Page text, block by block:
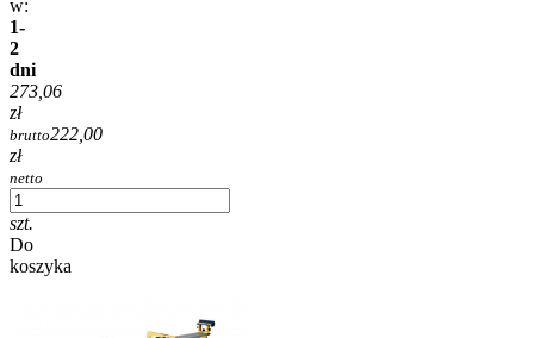
w:
1-
2
dni
273,06
zł
brutto222,00
zł
netto
szt.
Do
koszyka